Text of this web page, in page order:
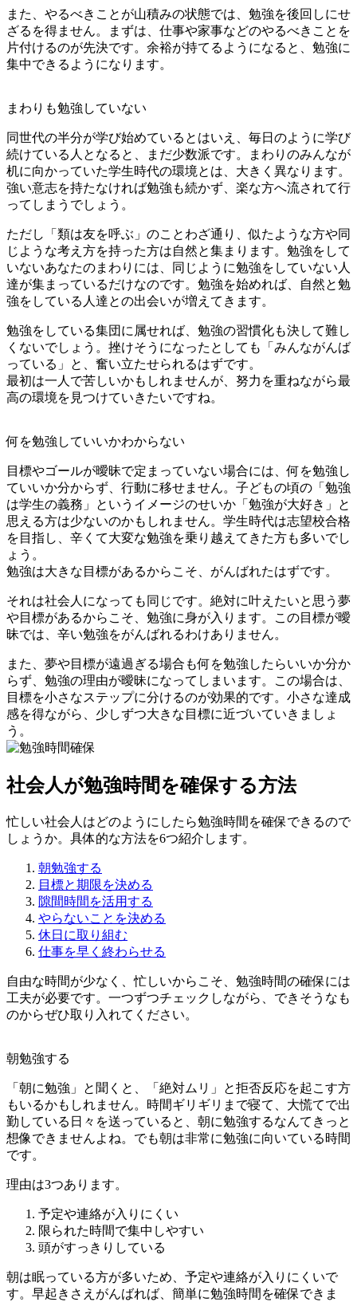
また、やるべきことが山積みの状態では、勉強を後回しにせ
ざるを得ません。まずは、仕事や家事などのやるべきことを
片付けるのが先決です。余裕が持てるようになると、勉強に
集中できるようになります。
まわりも勉強していない
同世代の半分が学び始めているとはいえ、毎日のように学び
続けている人となると、まだ少数派です。まわりのみんなが
机に向かっていた学生時代の環境とは、大きく異なります。
強い意志を持たなければ勉強も続かず、楽な方へ流されて行
ってしまうでしょう。
ただし「類は友を呼ぶ」のことわざ通り、似たような方や同
じような考え方を持った方は自然と集まります。勉強をして
いないあなたのまわりには、同じように勉強をしていない人
達が集まっているだけなのです。勉強を始めれば、自然と勉
強をしている人達との出会いが増えてきます。
勉強をしている集団に属せれば、勉強の習慣化も決して難し
くないでしょう。挫けそうになったとしても「みんながんば
っている」と、奮い立たせられるはずです。
最初は一人で苦しいかもしれませんが、努力を重ねながら最
高の環境を見つけていきたいですね。
何を勉強していいかわからない
目標やゴールが曖昧で定まっていない場合には、何を勉強し
ていいか分からず、行動に移せません。子どもの頃の「勉強
は学生の義務」というイメージのせいか「勉強が大好き」と
思える方は少ないのかもしれません。学生時代は志望校合格
を目指し、辛くて大変な勉強を乗り越えてきた方も多いでし
ょう。
勉強は大きな目標があるからこそ、がんばれたはずです。
それは社会人になっても同じです。絶対に叶えたいと思う夢
や目標があるからこそ、勉強に身が入ります。この目標が曖
昧では、辛い勉強をがんばれるわけありません。
また、夢や目標が遠過ぎる場合も何を勉強したらいいか分か
らず、勉強の理由が曖昧になってしまいます。この場合は、
目標を小さなステップに分けるのが効果的です。小さな達成
感を得ながら、少しずつ大きな目標に近づいていきましょ
う。
社会人が勉強時間を確保する方法
忙しい社会人はどのようにしたら勉強時間を確保できるので
しょうか。具体的な方法を6つ紹介します。
朝勉強する
目標と期限を決める
隙間時間を活用する
やらないことを決める
休日に取り組む
仕事を早く終わらせる
自由な時間が少なく、忙しいからこそ、勉強時間の確保には
工夫が必要です。一つずつチェックしながら、できそうなも
のからぜひ取り入れてください。
朝勉強する
「朝に勉強」と聞くと、「絶対ムリ」と拒否反応を起こす方
もいるかもしれません。時間ギリギリまで寝て、大慌てで出
勤している日々を送っていると、朝に勉強するなんてきっと
想像できませんよね。でも朝は非常に勉強に向いている時間
です。
理由は3つあります。
予定や連絡が入りにくい
限られた時間で集中しやすい
頭がすっきりしている
朝は眠っている方が多いため、予定や連絡が入りにくいで
す。早起きさえがんばれば、簡単に勉強時間を確保できま